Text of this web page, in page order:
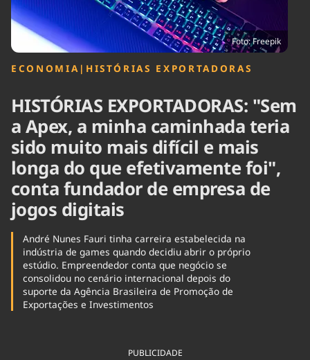
Foto: Freepik
ECONOMIA | HISTÓRIAS EXPORTADORAS
HISTÓRIAS EXPORTADORAS: "Sem
a Apex, a minha caminhada teria
sido muito mais difícil e mais
longa do que efetivamente foi",
conta fundador de empresa de
jogos digitais
André Nunes Fauri tinha carreira estabelecida na
indústria de games quando decidiu abrir o próprio
estúdio. Empreendedor conta que negócio se
consolidou no cenário internacional depois do
suporte da Agência Brasileira de Promoção de
Exportações e Investimentos
PUBLICIDADE